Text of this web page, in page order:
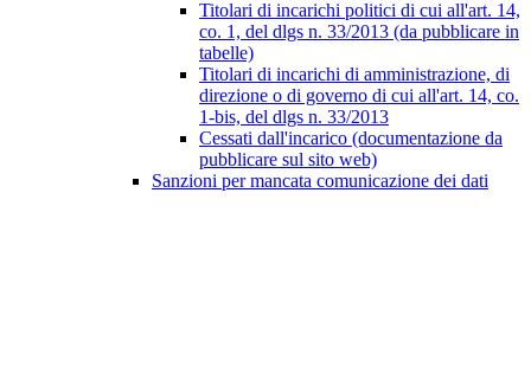
Titolari di incarichi politici di cui all'art. 14,
co. 1, del dlgs n. 33/2013 (da pubblicare in
tabelle)
Titolari di incarichi di amministrazione, di
direzione o di governo di cui all'art. 14, co.
1-bis, del dlgs n. 33/2013
Cessati dall'incarico (documentazione da
pubblicare sul sito web)
Sanzioni per mancata comunicazione dei dati